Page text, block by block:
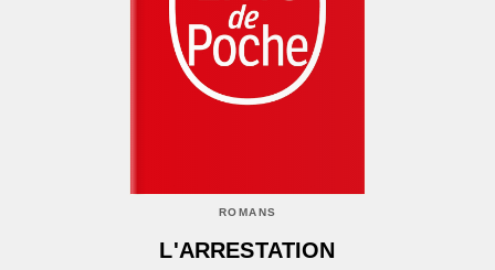
ROMANS
L'ARRESTATION